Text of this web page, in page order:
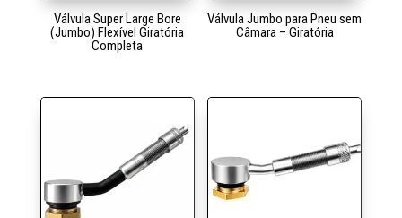
Válvula Super Large Bore
(Jumbo) Flexível Giratória
Completa
Válvula Jumbo para Pneu sem
Câmara – Giratória